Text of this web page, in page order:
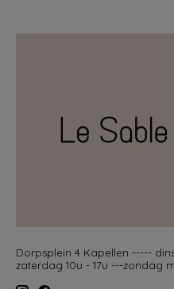
Dorpsplein 4 Kapellen -----
zaterdag 10u - 17u ---zondag